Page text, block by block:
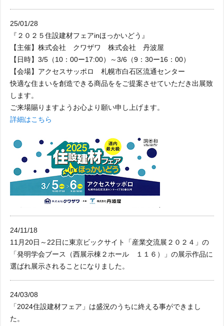
25/01/28
『２０２５住設建材フェアinほっかいどう』
【主催】株式会社 クワザワ 株式会社 丹波屋
【日時】3/5（10：00ー17:00）～3/6（9：30ー16：00）
【会場】アクセスサッポロ 札幌市白石区流通センター
快適な住まいを創造できる商品ををご提案させていただき出展致
します。
ご来場賜りますようお心より願い申し上げます。
詳細はこちら
24/11/18
11月20日～22日に東京ビックサイト「産業交流展２０２４」の
「発明学会ブース（西展示棟２ホール １１６）」の展示作品に
選ばれ展示されることになりました。
24/03/08
「2024住設建材フェア」は盛況のうちに終える事ができまし
た。